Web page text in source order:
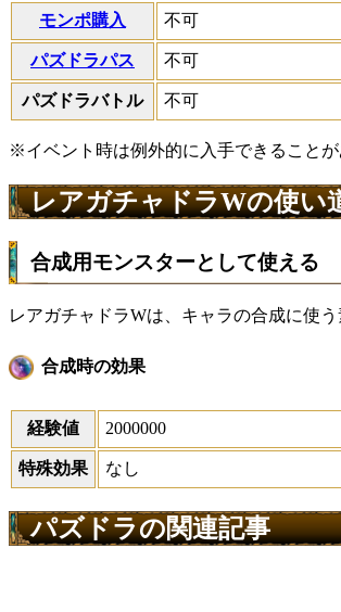
モンポ購入 不可
パズドラパス 不可
パズドラバトル 不可
※イベント時は例外的に入手できることが
レアガチャドラWの使い
合成用モンスターとして使える
レアガチャドラWは、キャラの合成に使う
合成時の効果
経験値 2000000
特殊効果 なし
パズドラの関連記事